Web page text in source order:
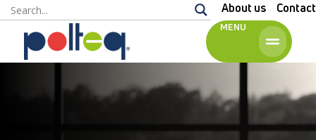
About us Contact
MENU
English